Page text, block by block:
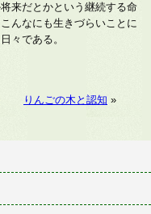
来だとかという継続する命
んなにも生きづらいことに
々である。
りんごの木と認知 »